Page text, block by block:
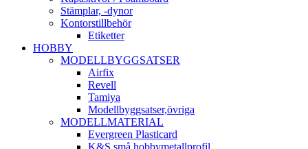
Stämplar, -dynor
Kontorstillbehör
Etiketter
HOBBY
MODELLBYGGSATSER
Airfix
Revell
Tamiya
Modellbyggsatser,övriga
MODELLMATERIAL
Evergreen Plasticard
K&S små hobbymetallprofil